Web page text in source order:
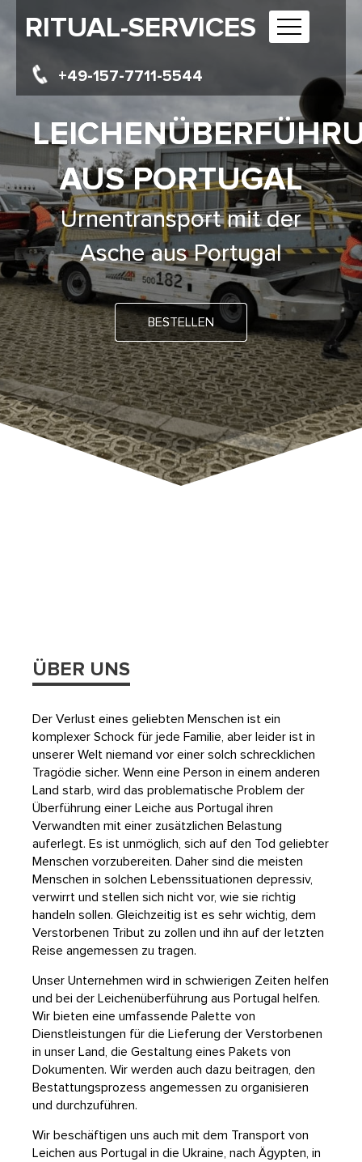
RITUAL-SERVICES
+49-157-7711-5544
AUS PORTUGAL
Urnentransport mit der
Asche aus Portugal
BESTELLEN
ÜBER UNS
Der Verlust eines geliebten Menschen ist ein
komplexer Schock für jede Familie, aber leider ist in
unserer Welt niemand vor einer solch schrecklichen
Tragödie sicher. Wenn eine Person in einem anderen
Land starb, wird das problematische Problem der
Überführung einer Leiche aus Portugal ihren
Verwandten mit einer zusätzlichen Belastung
auferlegt. Es ist unmöglich, sich auf den Tod geliebter
Menschen vorzubereiten. Daher sind die meisten
Menschen in solchen Lebenssituationen depressiv,
verwirrt und stellen sich nicht vor, wie sie richtig
handeln sollen. Gleichzeitig ist es sehr wichtig, dem
Verstorbenen Tribut zu zollen und ihn auf der letzten
Reise angemessen zu tragen.
Unser Unternehmen wird in schwierigen Zeiten helfen
und bei der Leichenüberführung aus Portugal helfen.
Wir bieten eine umfassende Palette von
Dienstleistungen für die Lieferung der Verstorbenen
in unser Land, die Gestaltung eines Pakets von
Dokumenten. Wir werden auch dazu beitragen, den
Bestattungsprozess angemessen zu organisieren
und durchzuführen.
Wir beschäftigen uns auch mit dem Transport von
Leichen aus Portugal in die Ukraine, nach Ägypten, in